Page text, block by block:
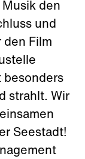
den
und
den Film
besonders
strahlt. Wir
Seestadt!